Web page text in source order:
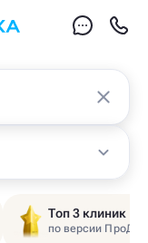
Топ 3 клиник
по версии